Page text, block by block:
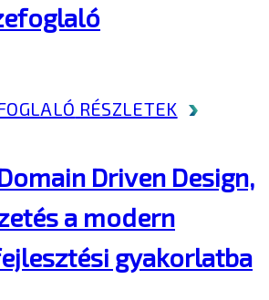
RÉSZLETEK
Driven Design,
a modern
gyakorlatba